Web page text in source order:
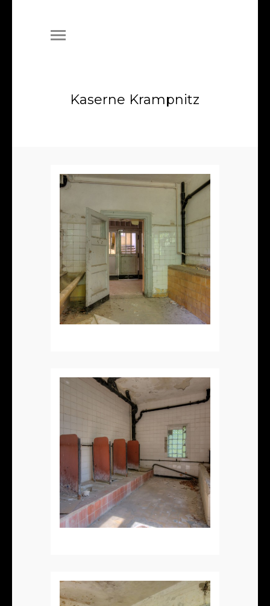
Kaserne Krampnitz